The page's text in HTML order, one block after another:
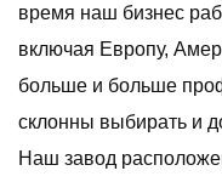
время наш бизнес
включая Европу,
больше и больше
склонны выбирать и
Наш завод